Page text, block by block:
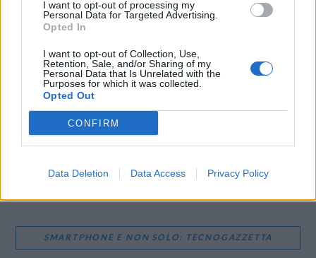
I want to opt-out of processing my
Personal Data for Targeted Advertising.
Opted In
I want to opt-out of Collection, Use,
Retention, Sale, and/or Sharing of my
Personal Data that Is Unrelated with the
Purposes for which it was collected.
Opted Out
CONFIRM
Data Deletion Data Access Privacy Policy
LE MIGLIORI OFFERTE AMAZON
SMARTPHONE E NON SOLO: TECNOGAZZETTA